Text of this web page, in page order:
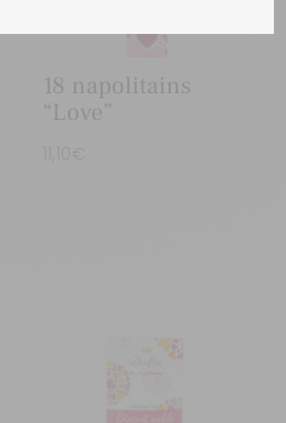
18 napolitains
“Love”